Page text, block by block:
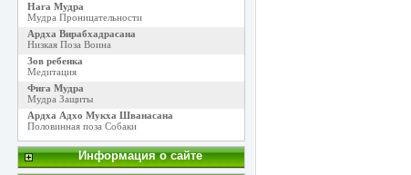
Нага Мудра
Мудра Проницательности
Ардха Вирабхадрасана
Низкая Поза Воина
Зов ребенка
Медитация
Фига Мудра
Мудра Защиты
Ардха Адхо Мукха Шванасана
Половинная поза Собаки
Информация о сайте